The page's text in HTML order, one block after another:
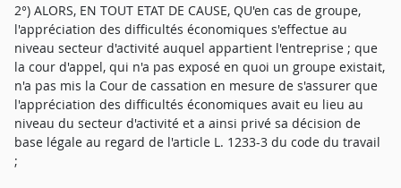
2°) ALORS, EN TOUT ETAT DE CAUSE, QU'en cas de groupe,
l'appréciation des difficultés économiques s'effectue au
niveau secteur d'activité auquel appartient l'entreprise ; que
la cour d'appel, qui n'a pas exposé en quoi un groupe existait,
n'a pas mis la Cour de cassation en mesure de s'assurer que
l'appréciation des difficultés économiques avait eu lieu au
niveau du secteur d'activité et a ainsi privé sa décision de
base légale au regard de l'article L. 1233-3 du code du travail
;